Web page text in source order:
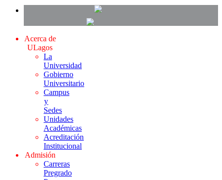
Acerca de
ULagos
La
Universidad
Gobierno
Universitario
Campus
y
Sedes
Unidades
Académicas
Acreditación
Institucional
Admisión
Carreras
Pregrado